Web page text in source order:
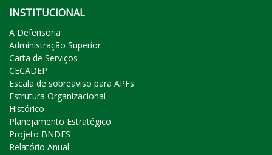
INSTITUCIONAL
A Defensoria
Administração Superior
Carta de Serviços
CECADEP
Escala de sobreaviso para APFs
Estrutura Organizacional
Histórico
Planejamento Estratégico
Projeto BNDES
Relatório Anual